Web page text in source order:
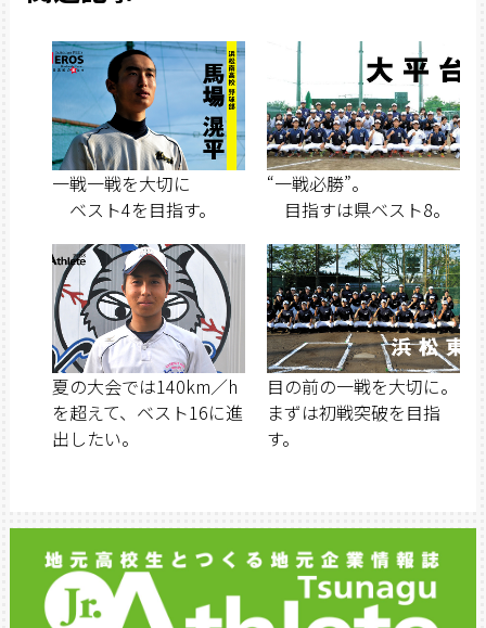
一戦一戦を大切に
ベスト4を目指す。
“一戦必勝”。
目指すは県ベスト8。
夏の大会では140km／h
を超えて、ベスト16に進
出したい。
目の前の一戦を大切に。
まずは初戦突破を目指
す。